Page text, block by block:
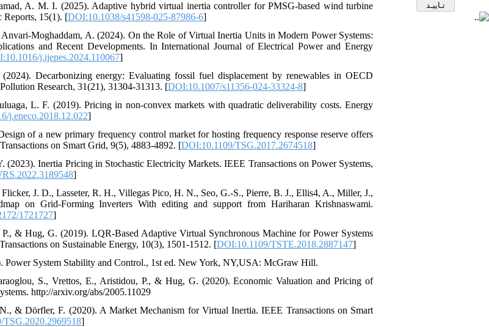
A. M. I. (2025). Adaptive hybrid virtual inertia controller for PMSG-based wind turbine
Reports, 15(1). [DOI:10.1038/s41598-025-87986-6]
Moghaddam, A. (2024). On the Role of Virtual Inertia Units in Modern Power Systems:
and Recent Developments. In International Journal of Electrical Power and Energy
j.ijepes.2024.110067]
Decarbonizing energy: Evaluating fossil fuel displacement by renewables in OECD
Research, 31(21), 31304-31313. [DOI:10.1007/s11356-024-33324-8]
L. F. (2019). Pricing in non-convex markets with quadratic deliverability costs. Energy
j.eneco.2018.12.022]
of a new primary frequency control market for hosting frequency response reserve offers
on Smart Grid, 9(5), 4883-4892. [DOI:10.1109/TSG.2017.2674518]
Inertia Pricing in Stochastic Electricity Markets. IEEE Transactions on Power Systems,
]
J. D., Lasseter, R. H., Villegas Pico, H. N., Seo, G.-S., Pierre, B. J., Ellis4, A., Miller, J.,
on Grid-Forming Inverters With editing and support from Hariharan Krishnaswami.
1721727]
& Hug, G. (2019). LQR-Based Adaptive Virtual Synchronous Machine for Power Systems
on Sustainable Energy, 10(3), 1501-1512. [DOI:10.1109/TSTE.2018.2887147]
Power System Stability and Control., 1st ed. New York, NY,USA: McGraw Hill.
S., Vrettos, E., Aristidou, P., & Hug, G. (2020). Economic Valuation and Pricing of
http://arxiv.org/abs/2005.11029
& Dörfler, F. (2020). A Market Mechanism for Virtual Inertia. IEEE Transactions on Smart
TSG.2020.2969518]